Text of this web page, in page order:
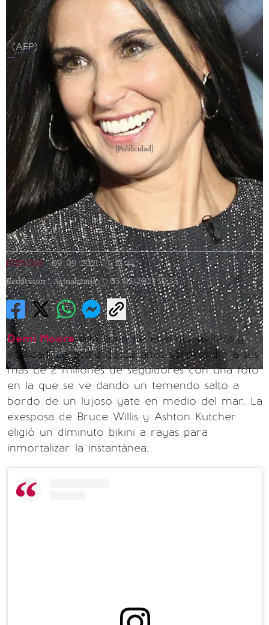
(AFP)
[Publicidad]
EVENTOS | 09/09/2021 | 13:44 |
Redacción | Actualizada 05/05/2023 10:35
Demi Mooreestá llena de energía, belleza y
vitalidad. La actriz de 58 años sorprendió a sus
más de 2 millones de seguidores con una foto
en la que se ve dando un temendo salto a
bordo de un lujoso yate en medio del mar. La
exesposa de Bruce Willis y Ashton Kutcher
eligió un diminuto bikini a rayas para
inmortalizar la instantánea.